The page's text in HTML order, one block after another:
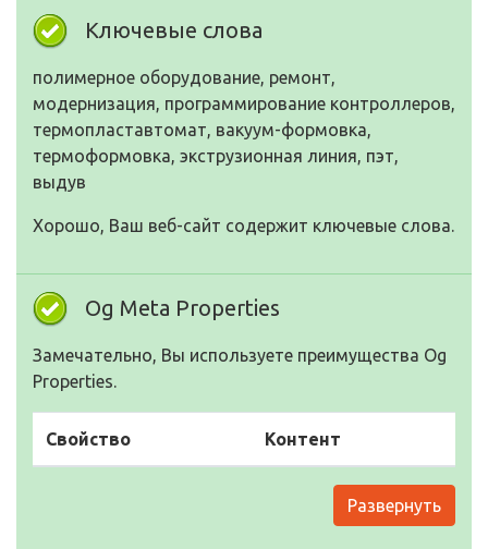
Ключевые слова
полимерное оборудование, ремонт,
модернизация, программирование контроллеров,
термопластавтомат, вакуум-формовка,
термоформовка, экструзионная линия, пэт,
выдув
Хорошо, Ваш веб-сайт содержит ключевые слова.
Og Meta Properties
Замечательно, Вы используете преимущества Og
Properties.
Свойство Контент
Развернуть